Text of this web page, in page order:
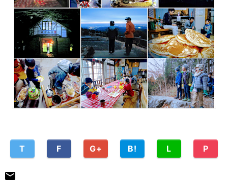
T F G+ B! L P